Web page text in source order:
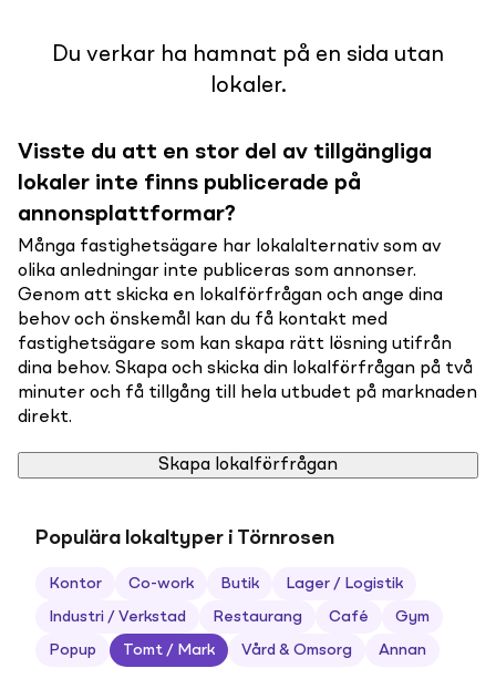
Du verkar ha hamnat på en sida utan
lokaler.
Visste du att en stor del av tillgängliga
lokaler inte finns publicerade på
annonsplattformar?
Många fastighetsägare har lokalalternativ som av
olika anledningar inte publiceras som annonser.
Genom att skicka en lokalförfrågan och ange dina
behov och önskemål kan du få kontakt med
fastighetsägare som kan skapa rätt lösning utifrån
dina behov. Skapa och skicka din lokalförfrågan på två
minuter och få tillgång till hela utbudet på marknaden
direkt.
Skapa lokalförfrågan
Populära lokaltyper i Törnrosen
Kontor Co-work Butik Lager / Logistik
Industri / Verkstad Restaurang Café Gym
Popup Tomt / Mark Vård & Omsorg Annan